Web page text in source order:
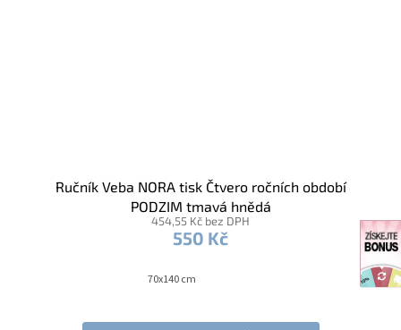
Ručník Veba NORA tisk Čtvero ročních období
PODZIM tmavá hnědá
454,55 Kč bez DPH
550 Kč
70x140 cm